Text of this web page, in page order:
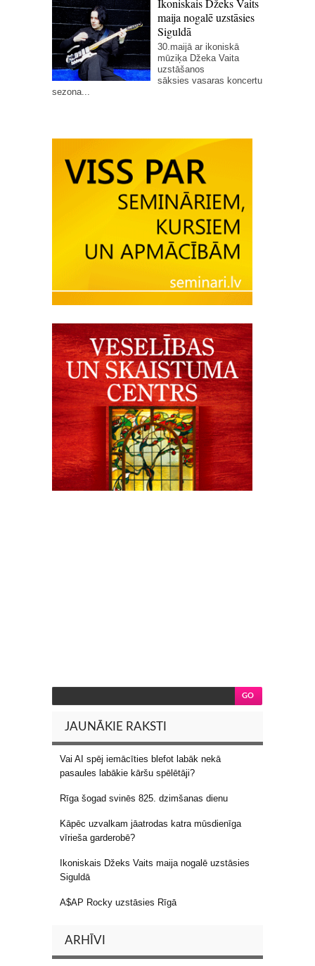
Ikoniskais Džeks Vaits
maija nogalē uzstāsies
Siguldā
30.maijā ar ikoniskā
mūziķa Džeka Vaita
uzstāšanos
sāksies vasaras koncertu
sezona...
JAUNĀKIE RAKSTI
Vai AI spēj iemācīties blefot labāk nekā
pasaules labākie kāršu spēlētāji?
Rīga šogad svinēs 825. dzimšanas dienu
Kāpēc uzvalkam jāatrodas katra mūsdienīga
vīrieša garderobē?
Ikoniskais Džeks Vaits maija nogalē uzstāsies
Siguldā
A$AP Rocky uzstāsies Rīgā
ARHĪVI